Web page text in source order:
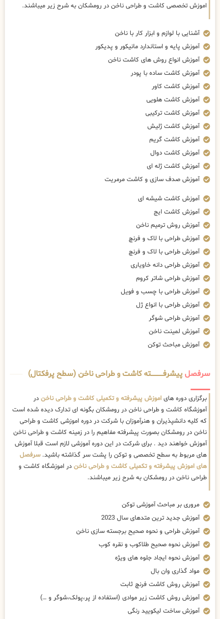
اموزش تخصصی کاشت و طراحی ناخن در رومشکان به شرح زیر میباشند.
آشنایی با لوازم و ابزار کار با ناخن
آموزش پایه و استاندارد مانیکور و پدیکور
آموزش انواع روش های کاشت ناخن
آموزش کاشت ساده با پودر
آموزش کاشت کاور
آموزش کاشت هلویی
آموزش کاشت ترکیبی
آموزش کاشت ژلیش
آموزش کاشت گریم
آموزش کاشت دوال
آموزش کاشت ژله ای
آموزش صدف سازی و کاشت مرمریت
آموزش کاشت شیشه ای
آموزش کاشت ایج
آموزش روش ترمیم ناخن
آموزش طراحی با لاک و فرنچ
آموزش طراحی با لاک و فرنچ
آموزش طراحی دانه خاویاری
آموزش طراحی شاتر کروم
آموزش طراحی با چسب و فویل
آموزش طراحی با انواع ژل
آموزش طراحی شوگر
آموزش لمینت ناخن
آموزش مباحث توکن
سرفصلپیشرفــــــــــــته کاشت و طراحی ناخن (سطح پرفکتال)
برگزاری دوره های اموزش پیشرفته و تکمیلی کاشت و طراحی ناخن در
آموزشگاه کاشت و طراحی ناخن در رومشکان بگونه ای تدارک دیده شده است
که کلیه دانشپذیران و هنرآموزان با شرکت در دوره اموزشی کاشت و طراحی
ناخن در رومشکان بصورت پیشرفته مفاهیم را در زمینه کاشت و طراحی ناخن
آموزش خواهند دید . برای شرکت در این دوره آموزشی لازم است قبلا آموزش
های مربوط به سطح تخصصی و توکن را پشت سر گذاشته باشید.سرفصل
های اموزش پیشرفته و تکمیلی کاشت و طراحی ناخن در اموزشگاه کاشت و
طراحی ناخن در رومشکان به شرح زیر میباشند.
مروری بر مباحث آموزشی توکن
آموزش جدید ترین متدهای سال 2023
آموزش طراحی و نحوه صحیح برجسته سازی ناخن
آموزش نحوه صحیح طلاکوب و نقره کوب
آموزش نحوه ایجاد جلوه های ویژه
مواد گذاری وان بال
آموزش روش کاشت فرنچ ثابت
آموزش روش کاشت زیر موادی (استفاده از پر،پولک،شوگر و …)
آموزش ساخت لیکویید رنگی